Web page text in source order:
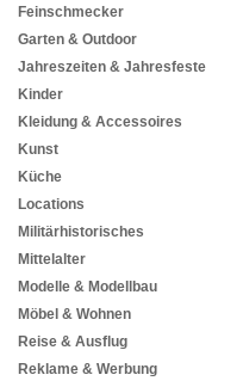
Feinschmecker
Garten & Outdoor
Jahreszeiten & Jahresfeste
Kinder
Kleidung & Accessoires
Kunst
Küche
Locations
Militärhistorisches
Mittelalter
Modelle & Modellbau
Möbel & Wohnen
Reise & Ausflug
Reklame & Werbung